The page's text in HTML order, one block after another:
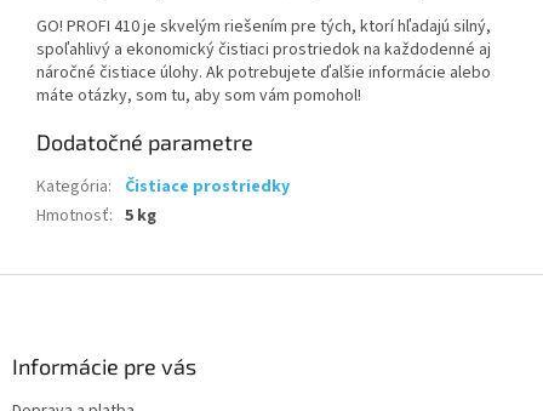
GO! PROFI 410 je skvelým riešením pre tých, ktorí hľadajú silný,
spoľahlivý a ekonomický čistiaci prostriedok na každodenné aj
náročné čistiace úlohy. Ak potrebujete ďalšie informácie alebo
máte otázky, som tu, aby som vám pomohol!
Dodatočné parametre
Kategória:
Čistiace prostriedky
Hmotnosť: 5 kg
Informácie pre vás